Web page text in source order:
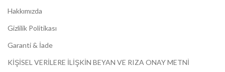
Hakkımızda
Gizlilik Politikası
Garanti & İade
KİŞİSEL VERİLERE İLİŞKİN BEYAN VE RIZA ONAY METNİ